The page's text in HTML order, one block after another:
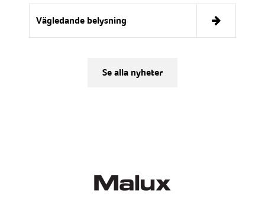
Vägledande belysning
Se alla nyheter